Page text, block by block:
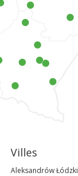
Villes
Aleksandrów Łódzki